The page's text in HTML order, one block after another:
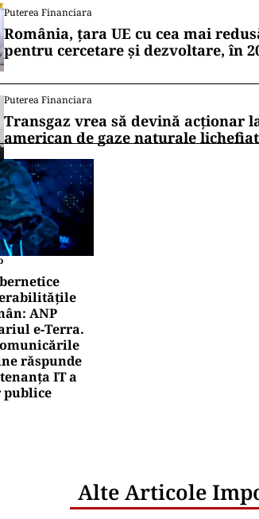
Puterea Financiara
România, țara UE cu cea mai
pentru cercetare și dezvoltare, în
Puterea Financiara
Transgaz vrea să devină
american de gaze naturale
ANP
e‑Terra.
răspunde
IT a
Alte Articole